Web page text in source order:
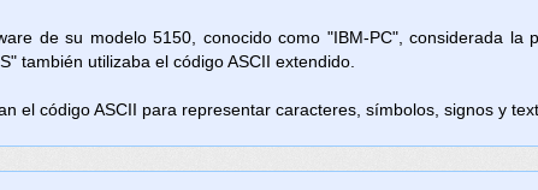
de su modelo 5150, conocido como "IBM-PC", considerada la
también utilizaba el código ASCII extendido.
el código ASCII para representar caracteres, símbolos, signos y